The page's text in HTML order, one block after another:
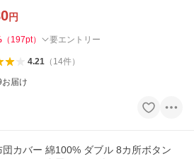
円
（ 197pt） 要エントリー
4.21（ 14件）
届け
団カバー 綿100% ダブル 8カ所ボタン